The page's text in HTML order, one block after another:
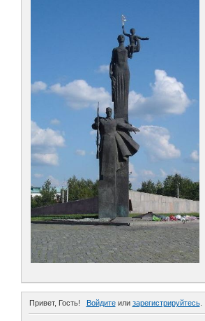
Привет, Гость! Войдитеили зарегистрируйтесь.